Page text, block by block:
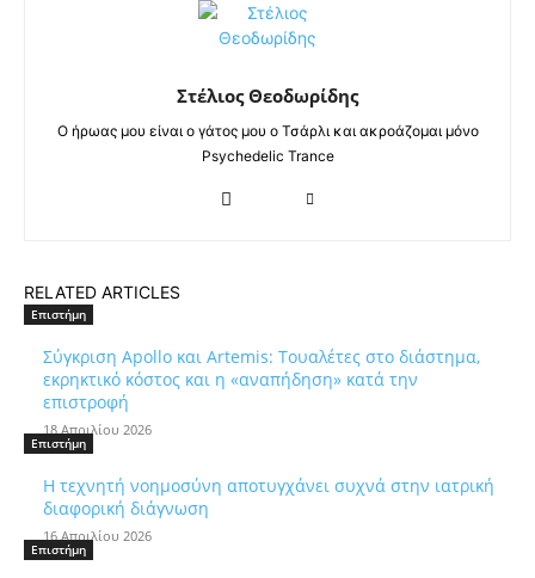
Στέλιος Θεοδωρίδης
Ο ήρωας μου είναι ο γάτος μου ο Τσάρλι και ακροάζομαι μόνο
Psychedelic Trance
RELATED ARTICLES
Επιστήμη
Σύγκριση Apollo και Artemis: Τουαλέτες στο διάστημα,
εκρηκτικό κόστος και η «αναπήδηση» κατά την
επιστροφή
18 Απριλίου 2026
Επιστήμη
Η τεχνητή νοημοσύνη αποτυγχάνει συχνά στην ιατρική
διαφορική διάγνωση
16 Απριλίου 2026
Επιστήμη